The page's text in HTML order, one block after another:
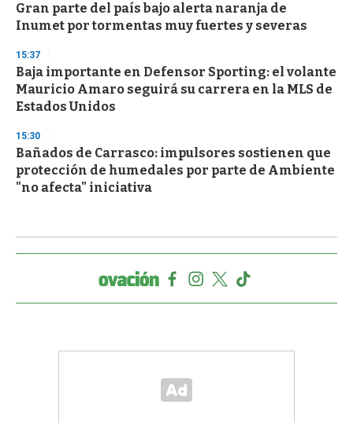
Gran parte del país bajo alerta naranja de
Inumet por tormentas muy fuertes y severas
15:37
Baja importante en Defensor Sporting: el volante
Mauricio Amaro seguirá su carrera en la MLS de
Estados Unidos
15:30
Bañados de Carrasco: impulsores sostienen que
protección de humedales por parte de Ambiente
"no afecta" iniciativa